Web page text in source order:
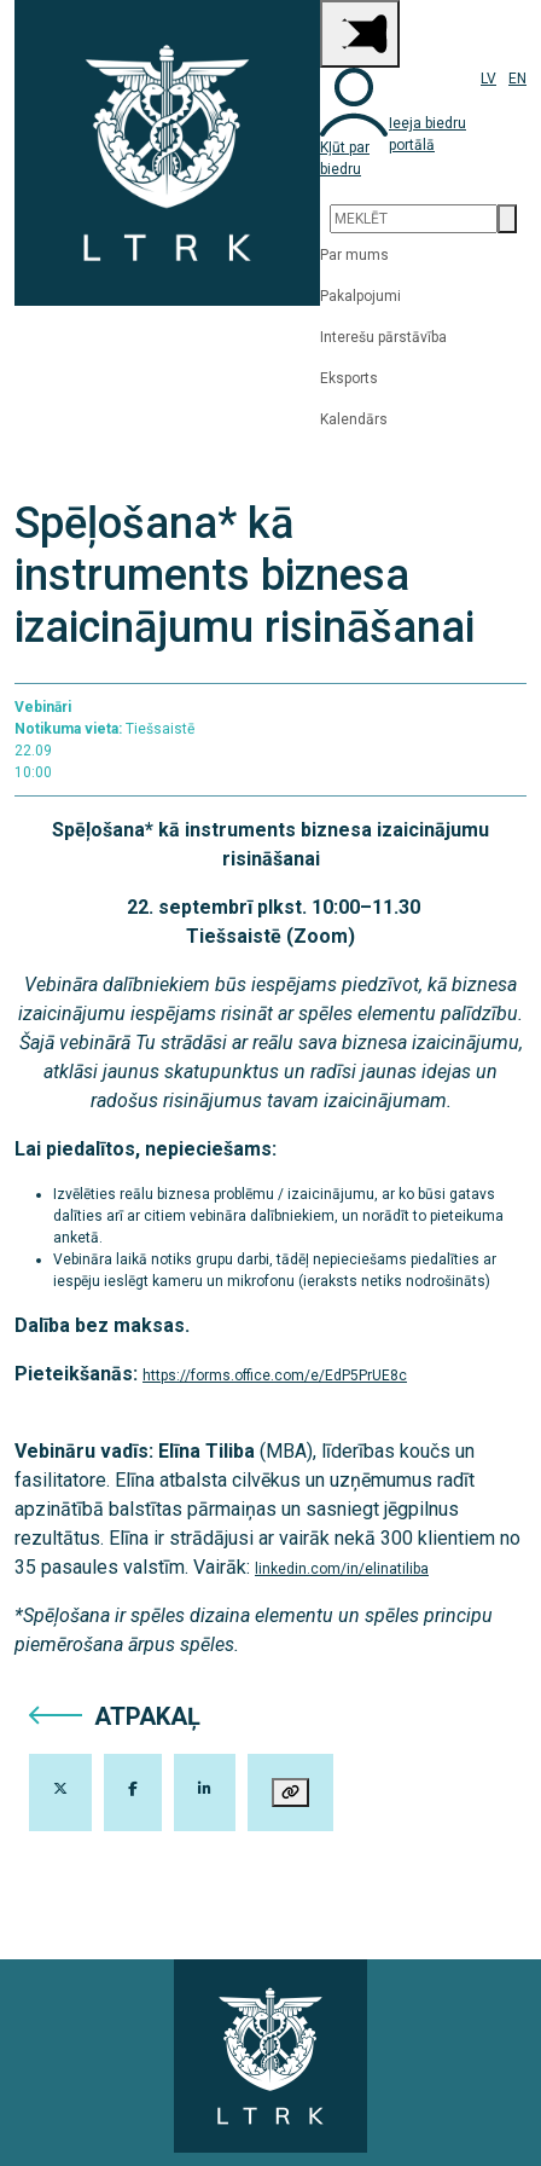
Kļūt par
biedru
Ieeja biedru
portālā
LV EN
Par mums
Pakalpojumi
Interešu pārstāvība
Eksports
Kalendārs
Spēļošana* kā
instruments biznesa
izaicinājumu risināšanai
Vebināri
Notikuma vieta: Tiešsaistē
22.09
10:00
Spēļošana* kā instruments biznesa izaicinājumu
risināšanai
22. septembrī plkst. 10:00–11.30
Tiešsaistē (Zoom)
Vebināra dalībniekiem būs iespējams piedzīvot, kā biznesa
izaicinājumu iespējams risināt ar spēles elementu palīdzību.
Šajā vebinārā Tu strādāsi ar reālu sava biznesa izaicinājumu,
atklāsi jaunus skatupunktus un radīsi jaunas idejas un
radošus risinājumus tavam izaicinājumam.
Lai piedalītos, nepieciešams:
Izvēlēties reālu biznesa problēmu / izaicinājumu, ar ko būsi gatavs
dalīties arī ar citiem vebināra dalībniekiem, un norādīt to pieteikuma
anketā.
Vebināra laikā notiks grupu darbi, tādēļ nepieciešams piedalīties ar
iespēju ieslēgt kameru un mikrofonu (ieraksts netiks nodrošināts)
Dalība bez maksas.
Pieteikšanās: https://forms.office.com/e/EdP5PrUE8c
Vebināru vadīs: Elīna Tiliba (MBA), līderības koučs un
fasilitatore. Elīna atbalsta cilvēkus un uzņēmumus radīt
apzinātībā balstītas pārmaiņas un sasniegt jēgpilnus
rezultātus. Elīna ir strādājusi ar vairāk nekā 300 klientiem no
35 pasaules valstīm. Vairāk: linkedin.com/in/elinatiliba
*Spēļošana ir spēles dizaina elementu un spēles principu
piemērošana ārpus spēles.
ATPAKAĻ